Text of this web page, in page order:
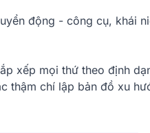
động - công cụ, khái
xếp mọi thứ theo định
thậm chí lập bản đồ xu